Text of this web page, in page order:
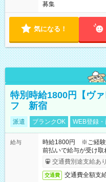
募集
気になる！
特別時給1800円【ヴ
フ 新宿
派遣 ブランクOK WEB登録
給与
時給1800円 ※ご経験
前払いで給与が受け
交通費別途支給あり
交通費 交通費全額支